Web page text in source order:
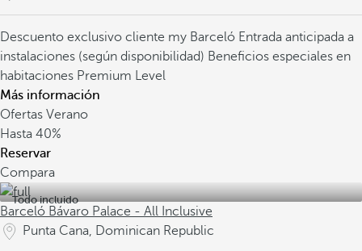
Descuento exclusivo cliente my Barceló Entrada anticipada a
instalaciones (según disponibilidad) Beneficios especiales en
habitaciones Premium Level
Más información
Ofertas Verano
Hasta 40%
Reservar
Compara
Todo incluido
Barceló Bávaro Palace - All Inclusive
Punta Cana, Dominican Republic